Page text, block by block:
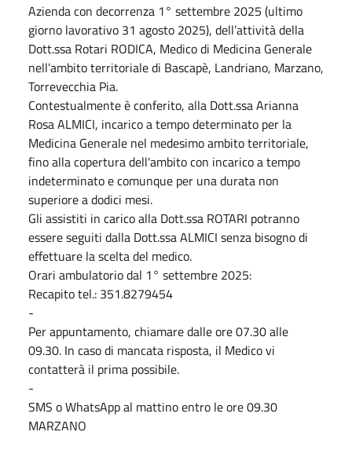
Azienda con decorrenza 1° settembre 2025 (ultimo
giorno lavorativo 31 agosto 2025), dell’attività della
Dott.ssa Rotari RODICA, Medico di Medicina Generale
nell’ambito territoriale di Bascapè, Landriano, Marzano,
Torrevecchia Pia.
Contestualmente è conferito, alla Dott.ssa Arianna
Rosa ALMICI, incarico a tempo determinato per la
Medicina Generale nel medesimo ambito territoriale,
fino alla copertura dell'ambito con incarico a tempo
indeterminato e comunque per una durata non
superiore a dodici mesi.
Gli assistiti in carico alla Dott.ssa ROTARI potranno
essere seguiti dalla Dott.ssa ALMICI senza bisogno di
effettuare la scelta del medico.
Orari ambulatorio dal 1° settembre 2025:
Recapito tel.: 351.8279454
-
Per appuntamento, chiamare dalle ore 07.30 alle
09.30. In caso di mancata risposta, il Medico vi
contatterà il prima possibile.
-
SMS o WhatsApp al mattino entro le ore 09.30
MARZANO